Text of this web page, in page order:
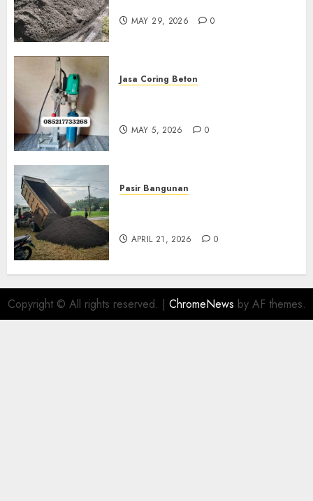
MAY 29, 2026 0
Jasa Coring Beton
MAY 5, 2026 0
Pasir Bangunan
APRIL 21, 2026 0
Copyright © All rights reserved. | ChromeNews by AF themes.